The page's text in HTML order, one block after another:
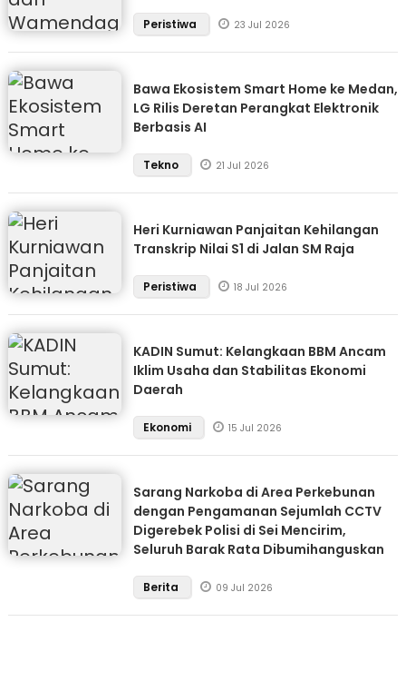
Peristiwa 23 Jul 2026
Bawa Ekosistem Smart Home ke Medan,
LG Rilis Deretan Perangkat Elektronik
Berbasis AI
Tekno 21 Jul 2026
Heri Kurniawan Panjaitan Kehilangan
Transkrip Nilai S1 di Jalan SM Raja
Peristiwa 18 Jul 2026
KADIN Sumut: Kelangkaan BBM Ancam
Iklim Usaha dan Stabilitas Ekonomi
Daerah
Ekonomi 15 Jul 2026
Sarang Narkoba di Area Perkebunan
dengan Pengamanan Sejumlah CCTV
Digerebek Polisi di Sei Mencirim,
Seluruh Barak Rata Dibumihanguskan
Berita 09 Jul 2026